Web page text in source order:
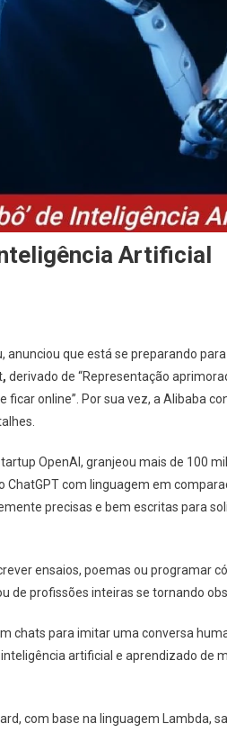
Artificial
que está se preparando
, derivado de “Representação
online”. Por sua vez, a Alibaba
OpenAI, granjeou mais de 100
ChatGPT com linguagem em
precisas e bem escritas para
ensaios, poemas ou programar
de profissões inteiras se tornando
chats para imitar uma conversa
artificial e aprendizado de
com base na linguagem Lambda,